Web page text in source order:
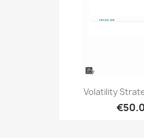
Volatility